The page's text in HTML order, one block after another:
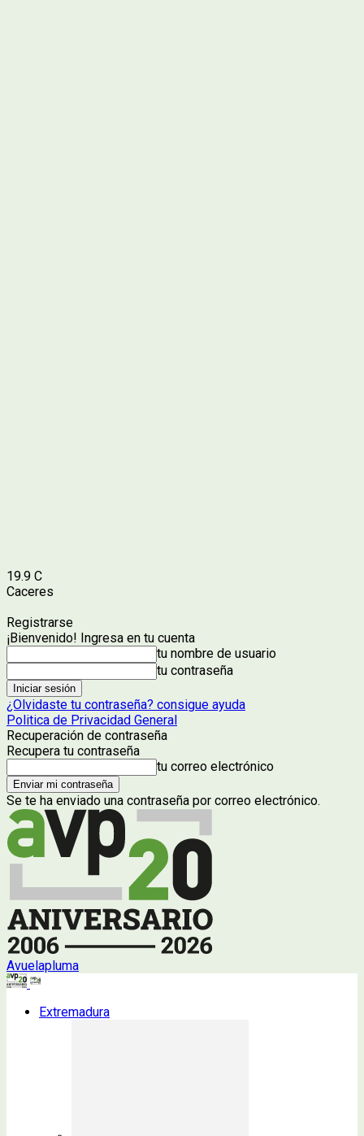
19.9 C
Caceres
Registrarse
¡Bienvenido! Ingresa en tu cuenta
tu nombre de usuario
tu contraseña
¿Olvidaste tu contraseña? consigue ayuda
Politica de Privacidad General
Recuperación de contraseña
Recupera tu contraseña
tu correo electrónico
Se te ha enviado una contraseña por correo electrónico.
Avuelapluma
Extremadura